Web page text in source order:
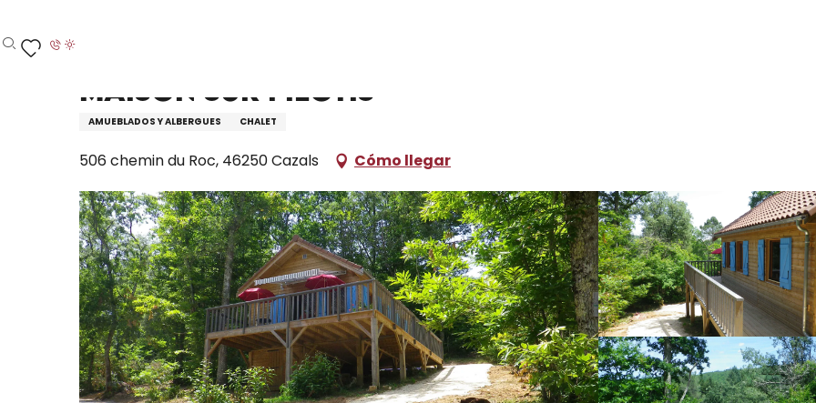
au
contenu
Buscar
Maison sur pilotis
AMUEBLADOS Y ALBERGUES CHALET
506 chemin du Roc, 46250 Cazals Cómo llegar